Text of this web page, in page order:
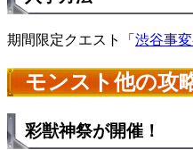
期間限定クエスト「 渋谷事
モンスト他の攻
彩獣神祭が開催！